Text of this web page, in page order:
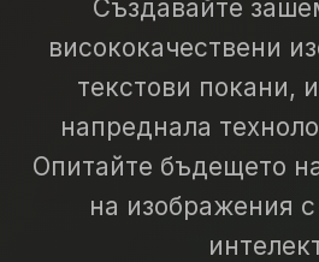
Създавайте
висококачествени
текстови покани,
напреднала
Опитайте бъдещето
на изображения с